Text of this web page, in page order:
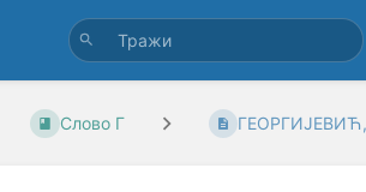
Слово Г ГЕОРГИЈЕВИЋ,